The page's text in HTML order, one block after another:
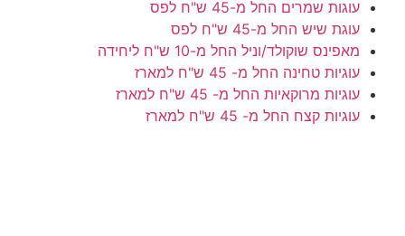
עוגות שמרים החל מ-45 ש"ח לפס
עוגת שיש החל מ-45 ש"ח לפס
מאפינס שוקולד/וניל החל מ-10 ש"ח ליחידה
עוגיות טחינה החל מ- 45 ש"ח למארז
עוגיות מרוקאיות החל מ- 45 ש"ח למארז
עוגיות קצח החל מ- 45 ש"ח למארז